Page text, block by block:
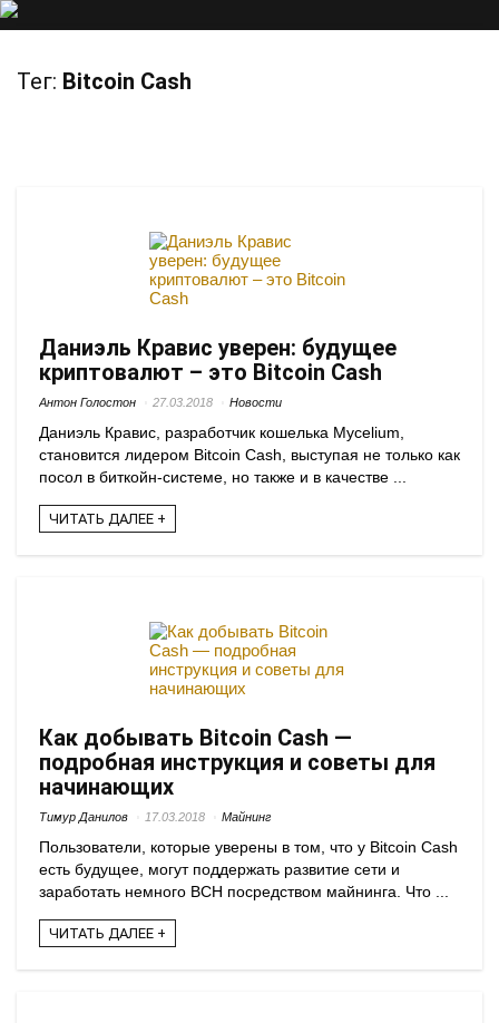
Тег: Bitcoin Cash
Даниэль Кравис уверен: будущее
криптовалют – это Bitcoin Cash
Антон Голостон 27.03.2018 Новости
Даниэль Кравис, разработчик кошелька Mycelium,
становится лидером Bitcoin Cash, выступая не только как
посол в биткойн-системе, но также и в качестве ...
ЧИТАТЬ ДАЛЕЕ +
Как добывать Bitcoin Cash —
подробная инструкция и советы для
начинающих
Тимур Данилов 17.03.2018 Майнинг
Пользователи, которые уверены в том, что у Bitcoin Cash
есть будущее, могут поддержать развитие сети и
заработать немного BCH посредством майнинга. Что ...
ЧИТАТЬ ДАЛЕЕ +